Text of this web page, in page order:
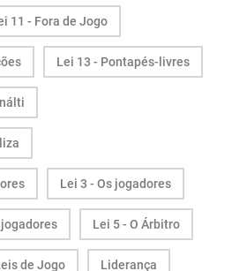
11 - Fora de Jogo
Lei 13 - Pontapés-livres
Lei 3 - Os jogadores
Lei 5 - O Árbitro
de Jogo Liderança